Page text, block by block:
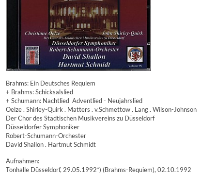
Brahms: Ein Deutsches Requiem
+ Brahms: Schicksalslied
+ Schumann: Nachtlied  Adventlied - Neujahrslied
Oelze . Shirley-Quirk . Matters . v.Schmettow . Lang . Wilson-Johnson
Der Chor des Städtischen Musikvereins zu Düsseldorf
Düsseldorfer Symphoniker
Robert-Schumann-Orchester
David Shallon . Hartmut Schmidt
Aufnahmen:
Tonhalle Düsseldorf, 29.05.1992*) (Brahms-Requiem), 02.10.1992